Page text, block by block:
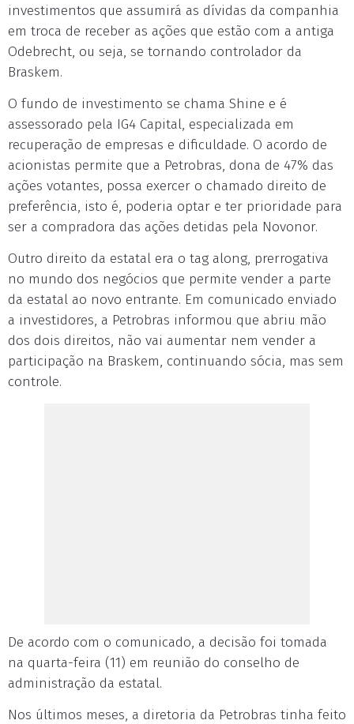
investimentos que assumirá as dívidas da companhia
em troca de receber as ações que estão com a antiga
Odebrecht, ou seja, se tornando controlador da
Braskem.
O fundo de investimento se chama Shine e é
assessorado pela IG4 Capital, especializada em
recuperação de empresas e dificuldade. O acordo de
acionistas permite que a Petrobras, dona de 47% das
ações votantes, possa exercer o chamado direito de
preferência, isto é, poderia optar e ter prioridade para
ser a compradora das ações detidas pela Novonor.
Outro direito da estatal era o tag along, prerrogativa
no mundo dos negócios que permite vender a parte
da estatal ao novo entrante. Em comunicado enviado
a investidores, a Petrobras informou que abriu mão
dos dois direitos, não vai aumentar nem vender a
participação na Braskem, continuando sócia, mas sem
controle.
De acordo com o comunicado, a decisão foi tomada
na quarta-feira (11) em reunião do conselho de
administração da estatal.
Nos últimos meses, a diretoria da Petrobras tinha feito